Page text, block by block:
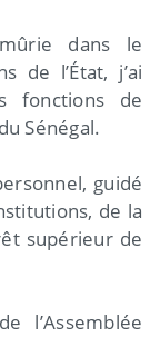
dans le
de l’État, j’ai
fonctions de
Sénégal.
guidé
de la
supérieur de
l’Assemblée